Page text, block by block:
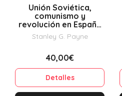
Unión Soviética,
comunismo y
revolución en España
(1931-1939)
Stanley G. Payne
40,00€
Detalles